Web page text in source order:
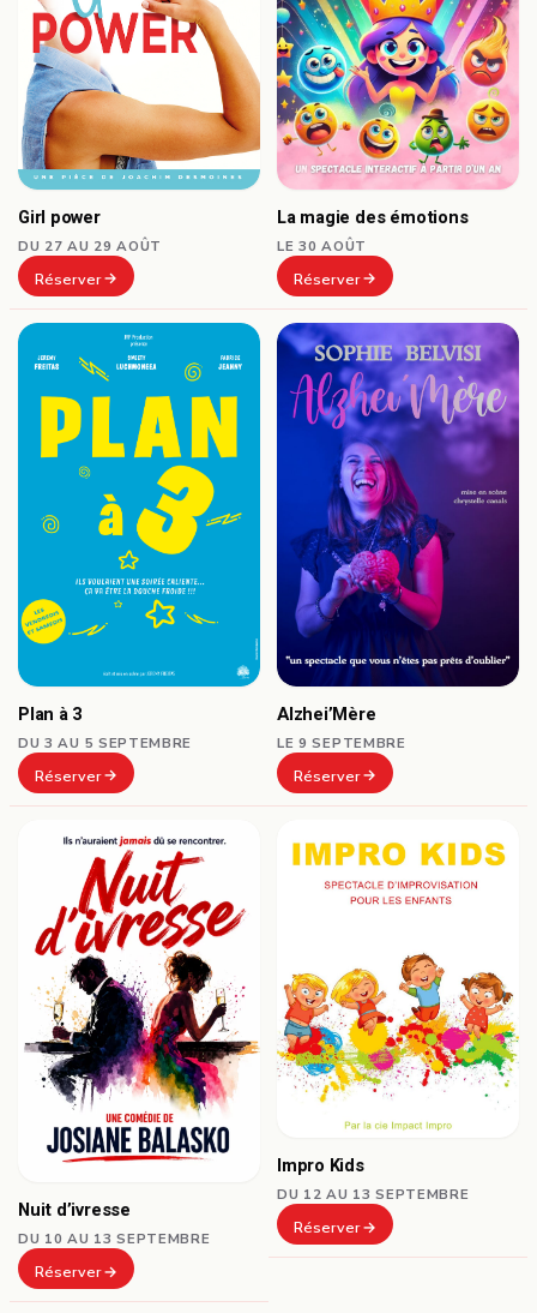
Girl power
DU 27 AU 29 AOÛT
Réserver
La magie des émotions
LE 30 AOÛT
Réserver
Plan à 3
DU 3 AU 5 SEPTEMBRE
Réserver
Alzhei’Mère
LE 9 SEPTEMBRE
Réserver
Nuit d’ivresse
DU 10 AU 13 SEPTEMBRE
Réserver
Impro Kids
DU 12 AU 13 SEPTEMBRE
Réserver